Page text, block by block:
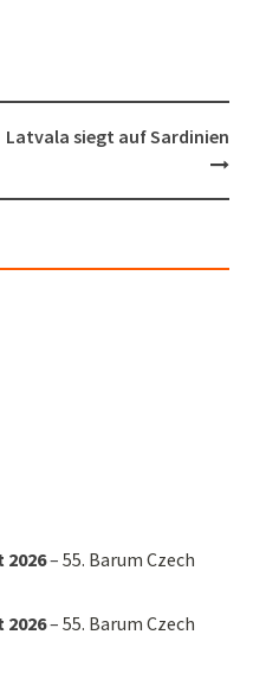
Latvala siegt auf Sardinien
2026–55. Barum Czech
2026–55. Barum Czech